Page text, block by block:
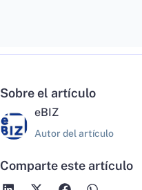
Sobre el artículo
eBIZ
Autor del artículo
Comparte este artículo